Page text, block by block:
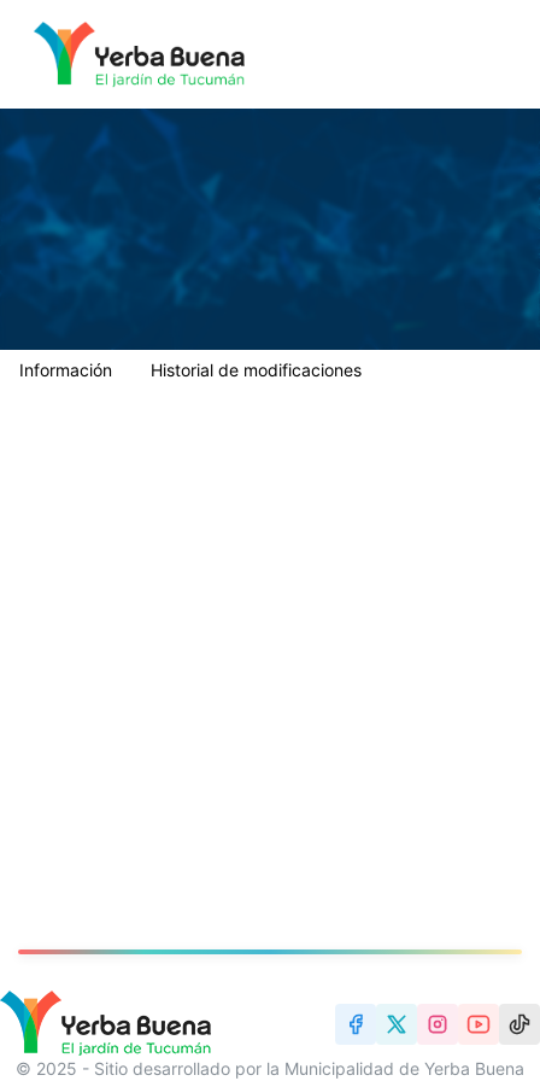
Información Historial de modificaciones
© 2025 - Sitio desarrollado por la Municipalidad de Yerba Buena